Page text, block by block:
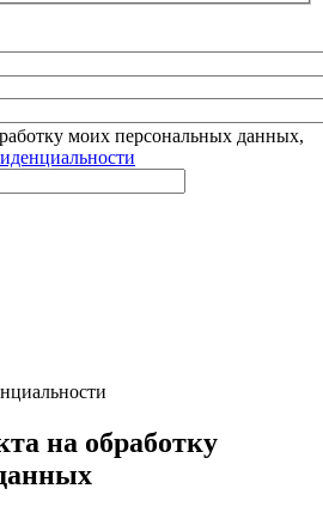
моих персональных данных,
на обработку